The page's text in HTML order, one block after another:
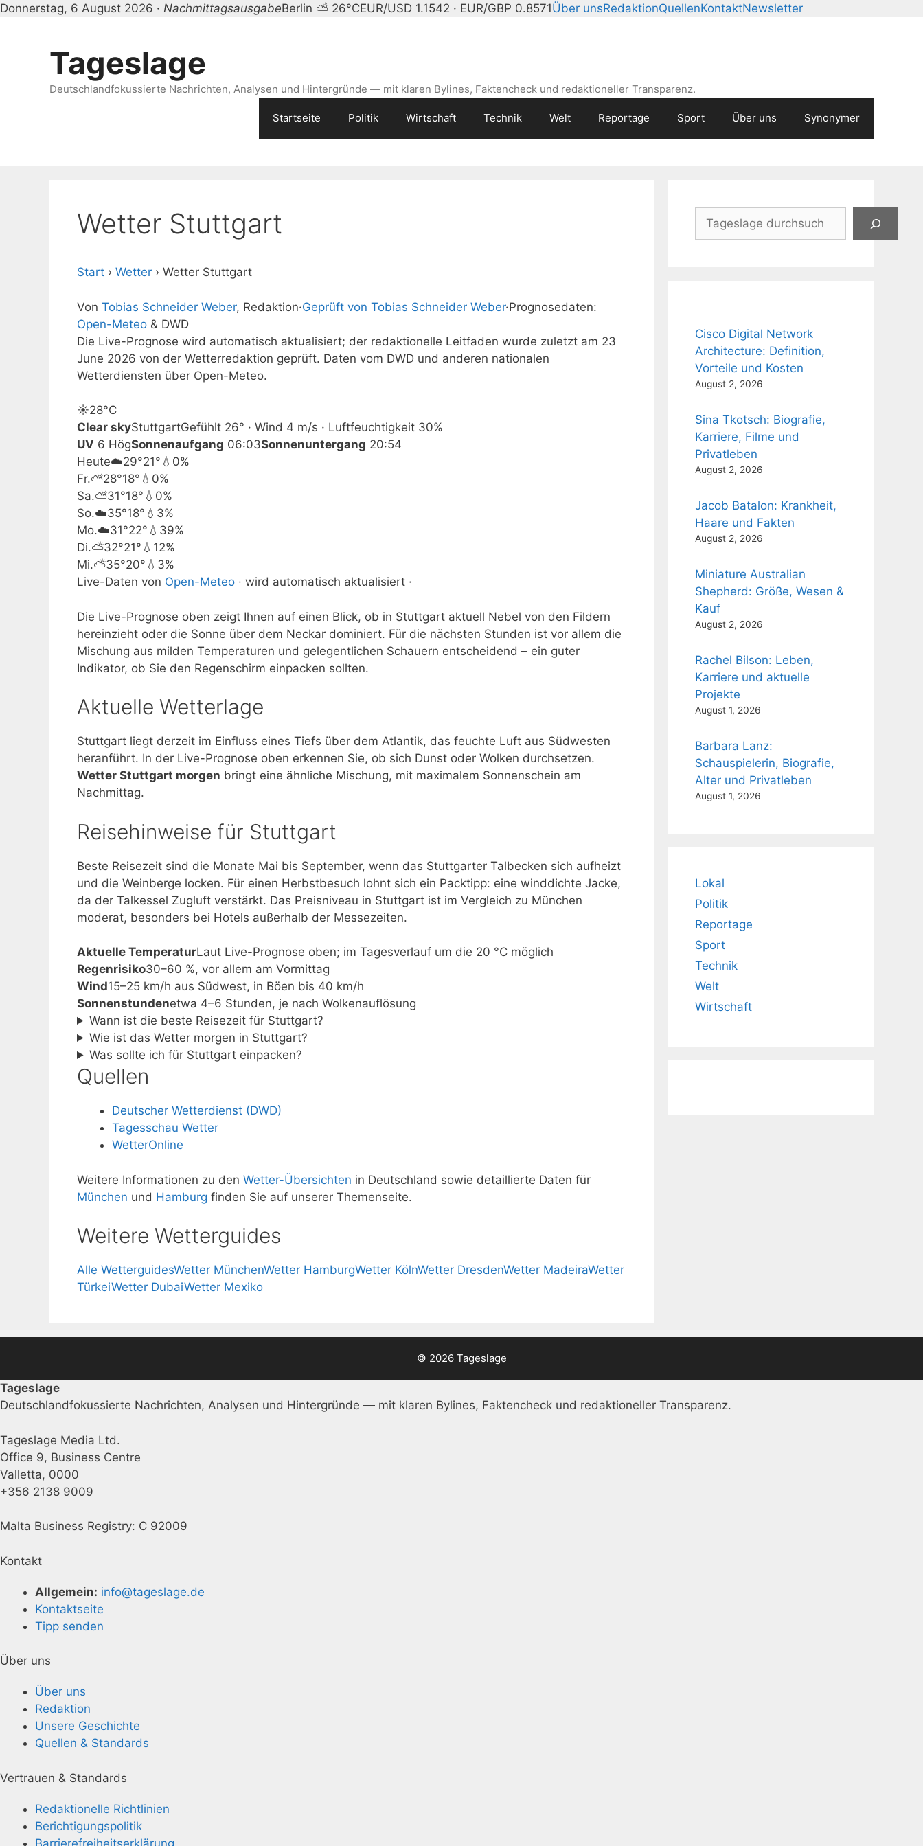
Donnerstag, 6 August 2026 · NachmittagsausgabeBerlin ⛅ 26°CEUR/USD 1.1542 · EUR/GBP 0.8571Über unsRedaktionQuellenKontaktNewsletter
Tageslage
Deutschlandfokussierte Nachrichten, Analysen und Hintergründe — mit klaren Bylines, Faktencheck und redaktioneller Transparenz.
Startseite Politik Wirtschaft Technik Welt Reportage Sport Über uns Synonymer
Wetter Stuttgart
Start › Wetter › Wetter Stuttgart
Von Tobias Schneider Weber, Redaktion·Geprüft von Tobias Schneider Weber·Prognosedaten:
Open-Meteo & DWD
Die Live-Prognose wird automatisch aktualisiert; der redaktionelle Leitfaden wurde zuletzt am 23
June 2026 von der Wetterredaktion geprüft. Daten vom DWD und anderen nationalen
Wetterdiensten über Open-Meteo.
☀️28°C
Clear skyStuttgartGefühlt 26° · Wind 4 m/s · Luftfeuchtigkeit 30%
UV 6 HögSonnenaufgang 06:03Sonnenuntergang 20:54
Heute☁️29°21° 💧0%
Fr.⛅28°18° 💧0%
Sa.⛅31°18° 💧0%
So.☁️35°18° 💧3%
Mo.☁️31°22° 💧39%
Di.⛅32°21° 💧12%
Mi.⛅35°20° 💧3%
Live-Daten von Open-Meteo · wird automatisch aktualisiert ·
Die Live-Prognose oben zeigt Ihnen auf einen Blick, ob in Stuttgart aktuell Nebel von den Fildern
hereinzieht oder die Sonne über dem Neckar dominiert. Für die nächsten Stunden ist vor allem die
Mischung aus milden Temperaturen und gelegentlichen Schauern entscheidend – ein guter
Indikator, ob Sie den Regenschirm einpacken sollten.
Aktuelle Wetterlage
Stuttgart liegt derzeit im Einfluss eines Tiefs über dem Atlantik, das feuchte Luft aus Südwesten
heranführt. In der Live-Prognose oben erkennen Sie, ob sich Dunst oder Wolken durchsetzen.
Wetter Stuttgart morgen bringt eine ähnliche Mischung, mit maximalem Sonnenschein am
Nachmittag.
Reisehinweise für Stuttgart
Beste Reisezeit sind die Monate Mai bis September, wenn das Stuttgarter Talbecken sich aufheizt
und die Weinberge locken. Für einen Herbstbesuch lohnt sich ein Packtipp: eine winddichte Jacke,
da der Talkessel Zugluft verstärkt. Das Preisniveau in Stuttgart ist im Vergleich zu München
moderat, besonders bei Hotels außerhalb der Messezeiten.
Aktuelle TemperaturLaut Live-Prognose oben; im Tagesverlauf um die 20 °C möglich
Regenrisiko30–60 %, vor allem am Vormittag
Wind15–25 km/h aus Südwest, in Böen bis 40 km/h
Sonnenstundenetwa 4–6 Stunden, je nach Wolkenauflösung
Wann ist die beste Reisezeit für Stuttgart?
Wie ist das Wetter morgen in Stuttgart?
Was sollte ich für Stuttgart einpacken?
Quellen
Deutscher Wetterdienst (DWD)
Tagesschau Wetter
WetterOnline
Weitere Informationen zu den Wetter-Übersichten in Deutschland sowie detaillierte Daten für
München und Hamburg finden Sie auf unserer Themenseite.
Weitere Wetterguides
Alle WetterguidesWetter MünchenWetter HamburgWetter KölnWetter DresdenWetter MadeiraWetter
TürkeiWetter DubaiWetter Mexiko
Suchen
Cisco Digital Network
Architecture: Definition,
Vorteile und Kosten
August 2, 2026
Sina Tkotsch: Biografie,
Karriere, Filme und
Privatleben
August 2, 2026
Jacob Batalon: Krankheit,
Haare und Fakten
August 2, 2026
Miniature Australian
Shepherd: Größe, Wesen &
Kauf
August 2, 2026
Rachel Bilson: Leben,
Karriere und aktuelle
Projekte
August 1, 2026
Barbara Lanz:
Schauspielerin, Biografie,
Alter und Privatleben
August 1, 2026
Lokal
Politik
Reportage
Sport
Technik
Welt
Wirtschaft
© 2026 Tageslage
Tageslage
Deutschlandfokussierte Nachrichten, Analysen und Hintergründe — mit klaren Bylines, Faktencheck und redaktioneller Transparenz.
Tageslage Media Ltd.
Office 9, Business Centre
Valletta, 0000
+356 2138 9009
Malta Business Registry: C 92009
Kontakt
Allgemein: info@tageslage.de
Kontaktseite
Tipp senden
Über uns
Über uns
Redaktion
Unsere Geschichte
Quellen & Standards
Vertrauen & Standards
Redaktionelle Richtlinien
Berichtigungspolitik
Barrierefreiheitserklärung